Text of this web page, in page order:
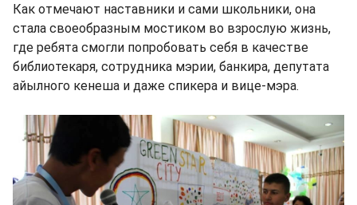
Как отмечают наставники и сами школьники, она
стала своеобразным мостиком во взрослую жизнь,
где ребята смогли попробовать себя в качестве
библиотекаря, сотрудника мэрии, банкира, депутата
айылного кенеша и даже спикера и вице-мэра.